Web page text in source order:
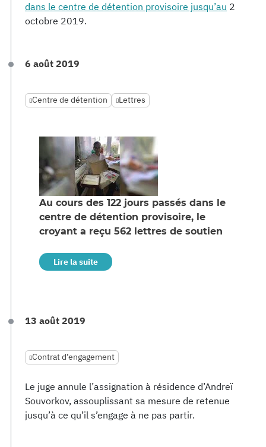
dans le centre de détention provisoire jusqu’au 2
octobre 2019.
6 août 2019
Centre de détention Lettres
Au cours des 122 jours passés dans le
centre de détention provisoire, le
croyant a reçu 562 lettres de soutien
Lire la suite
13 août 2019
Contrat d’engagement
Le juge annule l’assignation à résidence d’Andreï
Souvorkov, assouplissant sa mesure de retenue
jusqu’à ce qu’il s’engage à ne pas partir.